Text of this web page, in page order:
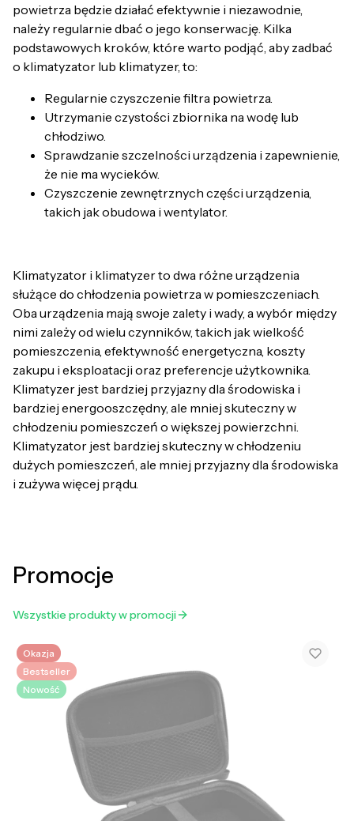
powietrza będzie działać efektywnie i niezawodnie,
należy regularnie dbać o jego konserwację. Kilka
podstawowych kroków, które warto podjąć, aby zadbać
o klimatyzator lub klimatyzer, to:
Regularnie czyszczenie filtra powietrza.
Utrzymanie czystości zbiornika na wodę lub
chłodziwo.
Sprawdzanie szczelności urządzenia i zapewnienie,
że nie ma wycieków.
Czyszczenie zewnętrznych części urządzenia,
takich jak obudowa i wentylator.
Klimatyzator i klimatyzer to dwa różne urządzenia
służące do chłodzenia powietrza w pomieszczeniach.
Oba urządzenia mają swoje zalety i wady, a wybór między
nimi zależy od wielu czynników, takich jak wielkość
pomieszczenia, efektywność energetyczna, koszty
zakupu i eksploatacji oraz preferencje użytkownika.
Klimatyzer jest bardziej przyjazny dla środowiska i
bardziej energooszczędny, ale mniej skuteczny w
chłodzeniu pomieszczeń o większej powierzchni.
Klimatyzator jest bardziej skuteczny w chłodzeniu
dużych pomieszczeń, ale mniej przyjazny dla środowiska
i zużywa więcej prądu.
Promocje
Wszystkie produkty w promocji
Okazja
Bestseller
Nowość